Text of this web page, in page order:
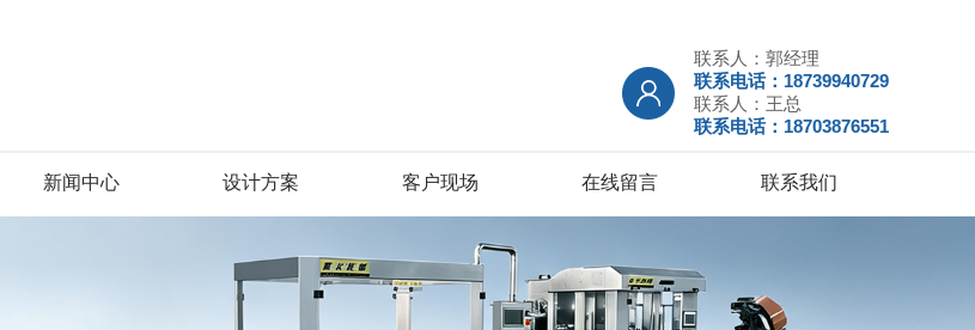
联系人：郭经理
联系电话：18739940729
联系人：王总
联系电话：18703876551
新闻中心 设计方案 客户现场 在线留言 联系我们